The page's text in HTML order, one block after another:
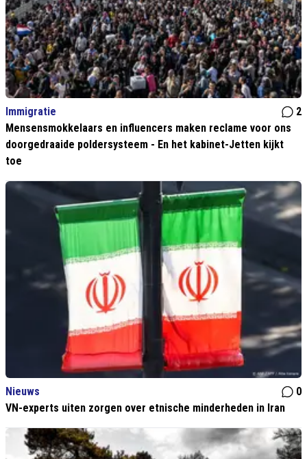
Immigratie
2
Mensensmokkelaars en influencers maken reclame voor ons
doorgedraaide poldersysteem - En het kabinet-Jetten kijkt
toe
Nieuws
0
VN-experts uiten zorgen over etnische minderheden in Iran